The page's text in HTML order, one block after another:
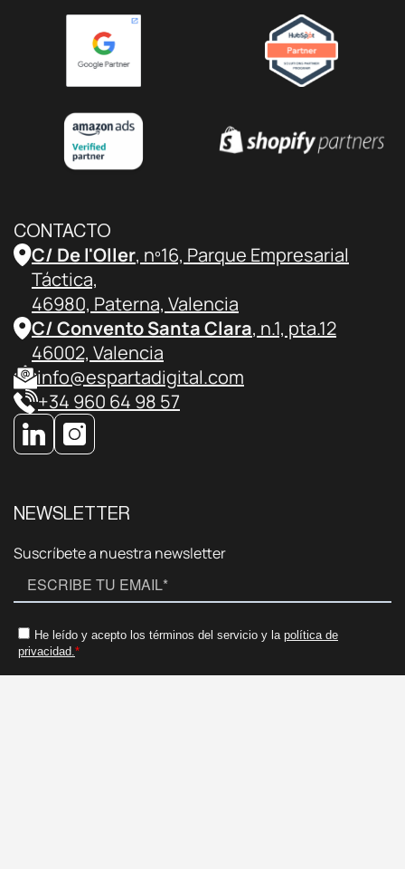
CONTACTAR CONTACTAR
CONTACTO
C/ De l'Oller, nº16, Parque Empresarial
Táctica,
46980, Paterna, Valencia
C/ Convento Santa Clara, n.1, pta.12
46002, Valencia
info@espartadigital.com
+34 960 64 98 57
NEWSLETTER
Suscríbete a nuestra newsletter